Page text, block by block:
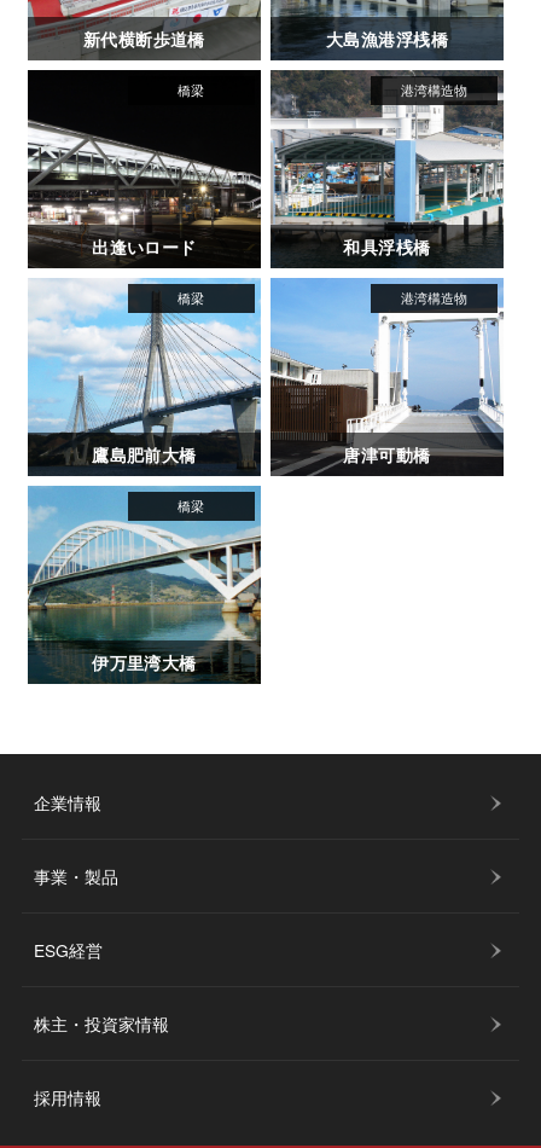
新代横断歩道橋 大島漁港浮桟橋
出逢いロード 和具浮桟橋
鷹島肥前大橋 唐津可動橋
伊万里湾大橋
企業情報
事業・製品
ESG経営
株主・投資家情報
採用情報